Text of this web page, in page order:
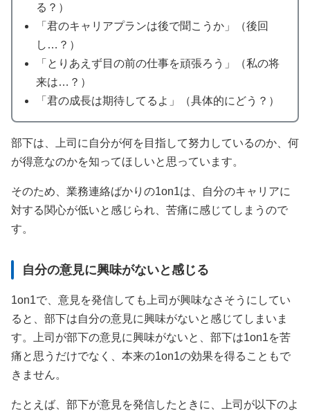
る？）
「君のキャリアプランは後で聞こうか」（後回
し…？）
「とりあえず目の前の仕事を頑張ろう」（私の将
来は…？）
「君の成長は期待してるよ」（具体的にどう？）
部下は、上司に自分が何を目指して努力しているのか、何
が得意なのかを知ってほしいと思っています。
そのため、業務連絡ばかりの1on1は、自分のキャリアに
対する関心が低いと感じられ、苦痛に感じてしまうので
す。
自分の意見に興味がないと感じる
1on1で、意見を発信しても上司が興味なさそうにしてい
ると、部下は自分の意見に興味がないと感じてしまいま
す。上司が部下の意見に興味がないと、部下は1on1を苦
痛と思うだけでなく、本来の1on1の効果を得ることもで
きません。
たとえば、部下が意見を発信したときに、上司が以下のよ